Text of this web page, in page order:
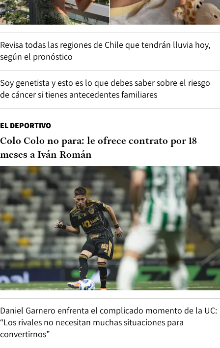
Revisa todas las regiones de Chile que tendrán lluvia hoy,
según el pronóstico
Soy genetista y esto es lo que debes saber sobre el riesgo
de cáncer si tienes antecedentes familiares
EL DEPORTIVO
Colo Colo no para: le ofrece contrato por 18
meses a Iván Román
Daniel Garnero enfrenta el complicado momento de la UC:
“Los rivales no necesitan muchas situaciones para
convertirnos”